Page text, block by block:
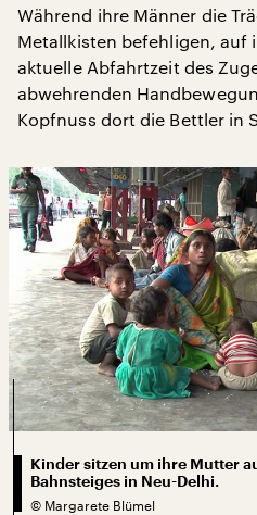
Während ihre Männer die
Metallkisten befehligen, auf
aktuelle Abfahrtzeit des
abwehrenden
Kopfnuss dort die Bettler in
Kinder sitzen um ihre Mutter
Bahnsteiges in Neu-Delhi.
© Margarete Blümel